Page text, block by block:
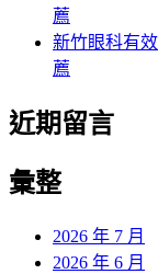
薦
新竹眼科有
薦
近期留言
彙整
2026 年 7 月
2026 年 6 月